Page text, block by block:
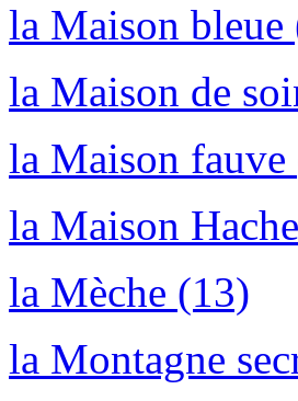
la Maison bleue
la Maison de
la Maison fauve
la Maison
la Mèche (13)
la Montagne